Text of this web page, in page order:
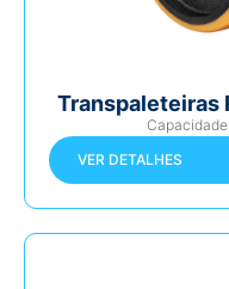
Transpaleteiras
VER DETALHES